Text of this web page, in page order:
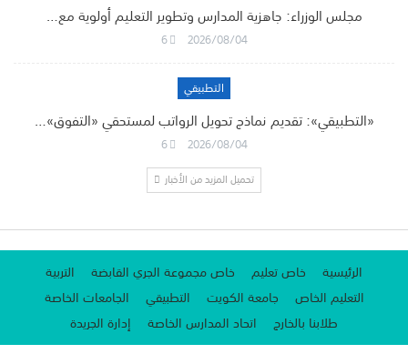
مجلس الوزراء: جاهزية المدارس وتطوير التعليم أولوية مع…
2026/08/04
6
التطبيقي
«التطبيقي»: تقديم نماذج تحويل الرواتب لمستحقي «التفوق»…
2026/08/04
6
تحميل المزيد من الأخبار
الرئيسية خاص تعليم خاص مجموعة الجري القابضة
التربية
التعليم الخاص
جامعة الكويت التطبيقي
الجامعات الخاصة
طلابنا بالخارج
اتحاد المدارس الخاصة إدارة الجريدة